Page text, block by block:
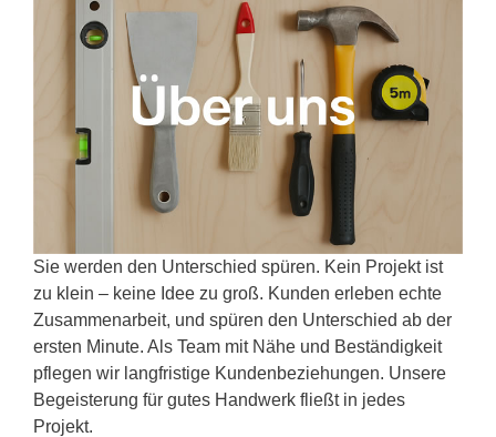
Sie werden den Unterschied spüren. Kein Projekt ist
zu klein – keine Idee zu groß. Kunden erleben echte
Zusammenarbeit, und spüren den Unterschied ab der
ersten Minute. Als Team mit Nähe und Beständigkeit
pflegen wir langfristige Kundenbeziehungen. Unsere
Begeisterung für gutes Handwerk fließt in jedes
Projekt.